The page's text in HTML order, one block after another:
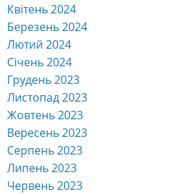
Квітень 2024
Березень 2024
Лютий 2024
Січень 2024
Грудень 2023
Листопад 2023
Жовтень 2023
Вересень 2023
Серпень 2023
Липень 2023
Червень 2023